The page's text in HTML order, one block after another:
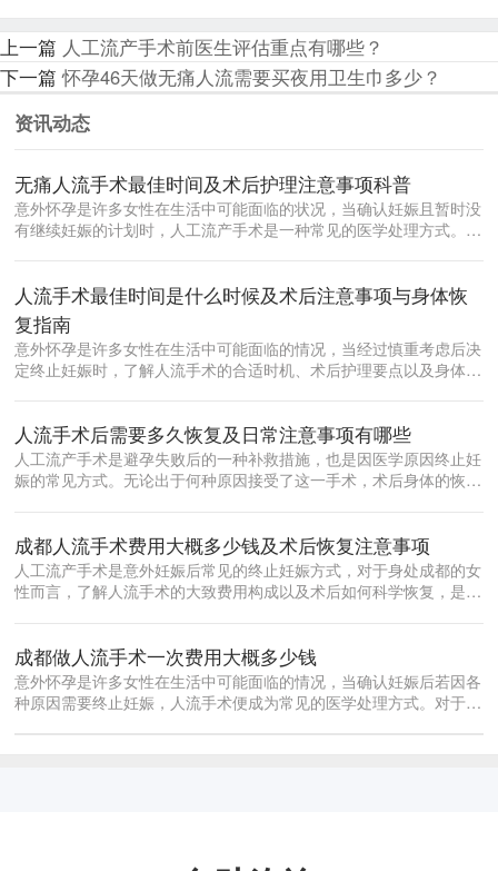
上一篇 人工流产手术前医生评估重点有哪些？
下一篇 怀孕46天做无痛人流需要买夜用卫生巾多少？
资讯动态
无痛人流手术最佳时间及术后护理注意事项科普
意外怀孕是许多女性在生活中可能面临的状况，当确认妊娠且暂时没
有继续妊娠的计划时，人工流产手术是一种常见的医学处理方式。在
人流手术最佳时间是什么时候及术后注意事项与身体恢
复指南
意外怀孕是许多女性在生活中可能面临的情况，当经过慎重考虑后决
定终止妊娠时，了解人流手术的合适时机、术后护理要点以及身体恢
人流手术后需要多久恢复及日常注意事项有哪些
人工流产手术是避孕失败后的一种补救措施，也是因医学原因终止妊
娠的常见方式。无论出于何种原因接受了这一手术，术后身体的恢复
成都人流手术费用大概多少钱及术后恢复注意事项
人工流产手术是意外妊娠后常见的终止妊娠方式，对于身处成都的女
性而言，了解人流手术的大致费用构成以及术后如何科学恢复，是做
成都做人流手术一次费用大概多少钱
意外怀孕是许多女性在生活中可能面临的情况，当确认妊娠后若因各
种原因需要终止妊娠，人流手术便成为常见的医学处理方式。对于身